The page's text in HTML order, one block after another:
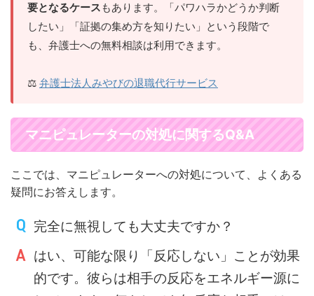
要となるケース もあります。「パワハラかどうか判断
したい」「証拠の集め方を知りたい」という段階で
も、弁護士への無料相談は利用できます。
⚖️ 弁護士法人みやびの退職代行サービス
マニピュレーターの対処に関するQ&A
ここでは、マニピュレーターへの対処について、よくある
疑問にお答えします。
完全に無視しても大丈夫ですか？
はい、可能な限り「反応しない」ことが効果
的です。彼らは相手の反応をエネルギー源に